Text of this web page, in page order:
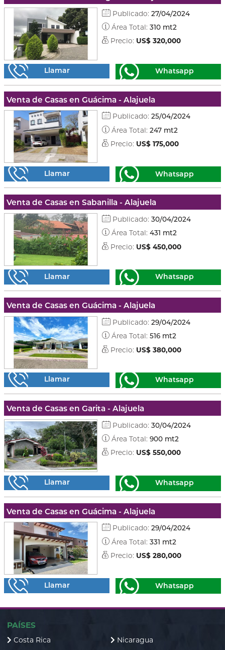
Publicado: 27/04/2024
Área Total: 310 mt2
Precio: US$ 320,000
Llamar Whatsapp
Venta de Casas en Guácima - Alajuela
Publicado: 25/04/2024
Área Total: 247 mt2
Precio: US$ 175,000
Llamar Whatsapp
Venta de Casas en Sabanilla - Alajuela
Publicado: 30/04/2024
Área Total: 431 mt2
Precio: US$ 450,000
Llamar Whatsapp
Venta de Casas en Guácima - Alajuela
Publicado: 29/04/2024
Área Total: 516 mt2
Precio: US$ 380,000
Llamar Whatsapp
Venta de Casas en Garita - Alajuela
Publicado: 30/04/2024
Área Total: 900 mt2
Precio: US$ 550,000
Llamar Whatsapp
Venta de Casas en Guácima - Alajuela
Publicado: 29/04/2024
Área Total: 331 mt2
Precio: US$ 280,000
Llamar Whatsapp
PAÍSES
Costa Rica Nicaragua